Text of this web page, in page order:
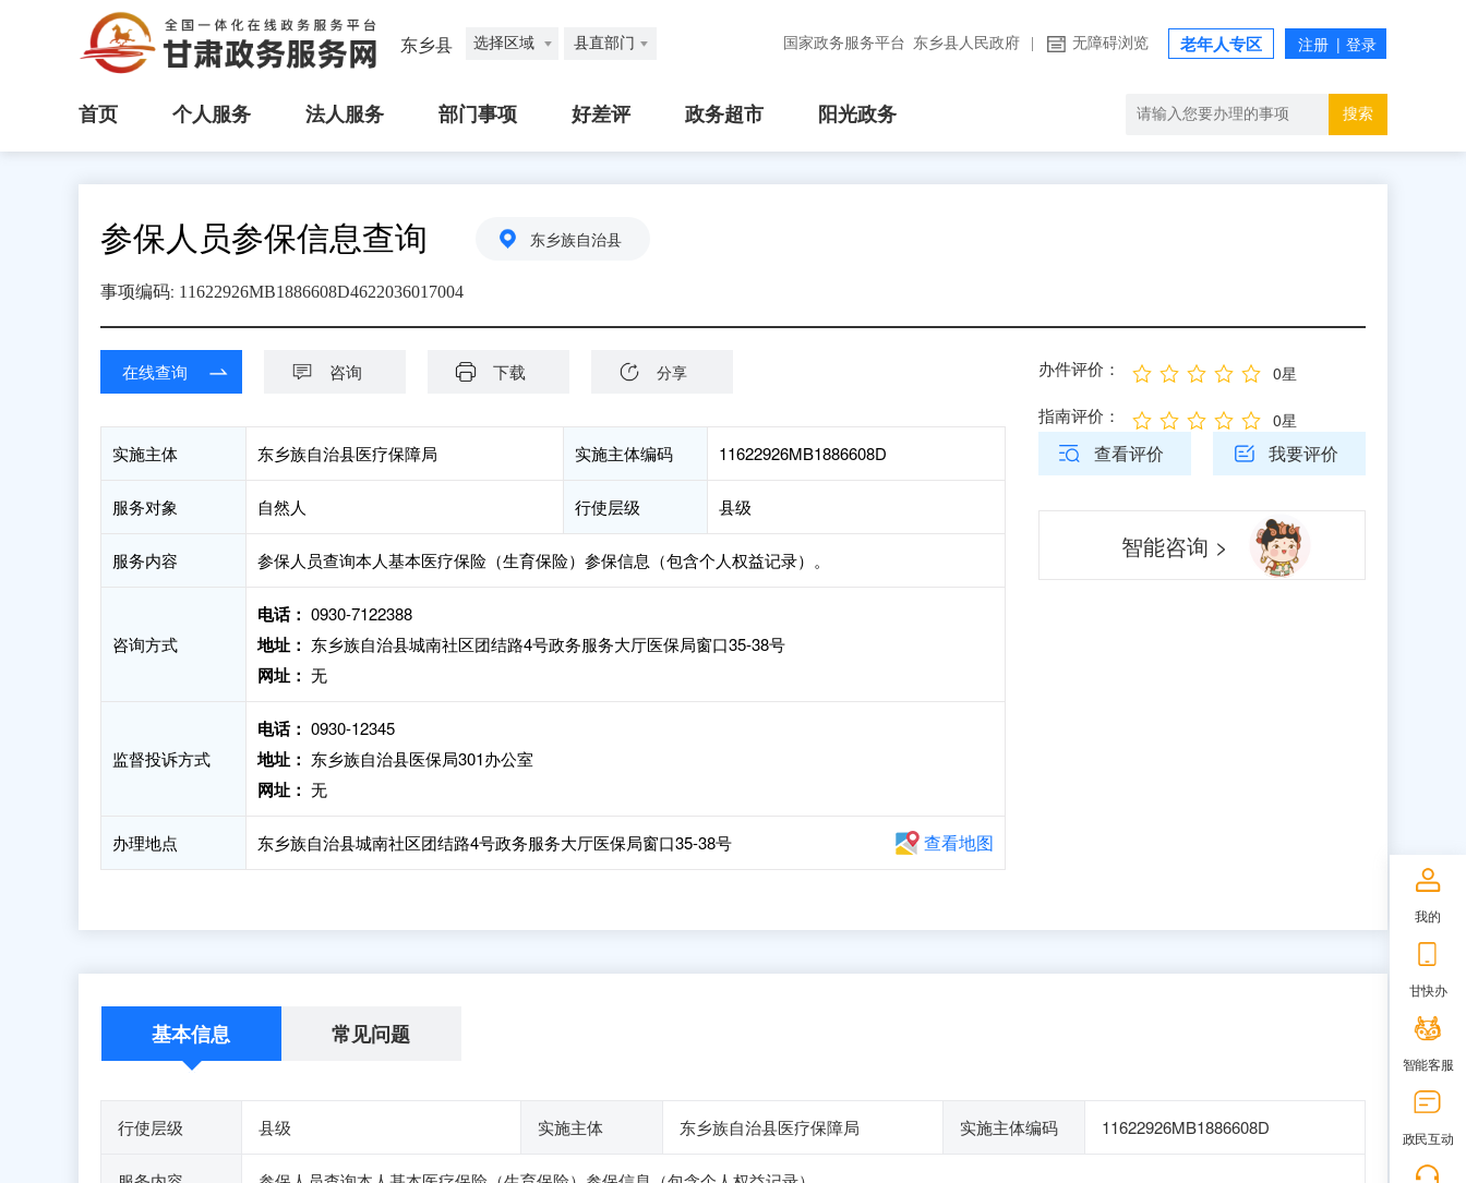
东乡县 选择区域 县直部门 国家政务服务平台 东乡县人民政府 无障碍浏览 老年人专区
首页 个人服务 法人服务 部门事项 好差评 政务超市 阳光政务 搜索
参保人员参保信息查询 东乡族自治县
事项编码: 11622926MB1886608D4622036017004
在线查询 咨询 下载 分享
实施主体 东乡族自治县医疗保障局 实施主体编码 11622926MB1886608D
服务对象 自然人 行使层级 县级
服务内容 参保人员查询本人基本医疗保险（生育保险）参保信息（包含个人权益记录）。
咨询方式
电话： 0930-7122388
地址： 东乡族自治县城南社区团结路4号政务服务大厅医保局窗口35-38号
网址： 无
监督投诉方式
电话： 0930-12345
地址： 东乡族自治县医保局301办公室
网址： 无
办理地点 东乡族自治县城南社区团结路4号政务服务大厅医保局窗口35-38号 查看地图
办件评价： 0星
指南评价： 0星
查看评价 我要评价
智能咨询 >
基本信息 常见问题
行使层级 县级 实施主体 东乡族自治县医疗保障局 实施主体编码 11622926MB1886608D
我的
甘快办
智能客服
政民互动